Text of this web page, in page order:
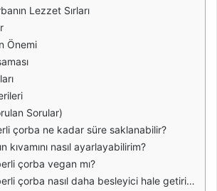
Lezzet Sırları
Önemi
Sorular)
çorba ne kadar süre saklanabilir?
kıvamını nasıl ayarlayabilirim?
çorba vegan mı?
çorba nasıl daha besleyici hale getirilebilir?